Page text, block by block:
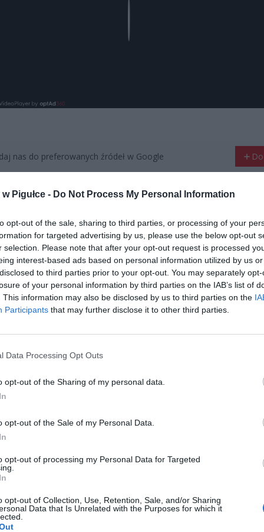
Pigułce - Do Not Process My Personal Information
opt-out of the sale, sharing to third parties, or processing of your
for targeted advertising by us, please use the below opt-out
selection. Please note that after your opt-out request is processed
interest-based ads based on personal information utilized by us
to third parties prior to your opt-out. You may separately
of your personal information by third parties on the IAB’s list of
This information may also be disclosed by us to third parties on the
Participants that may further disclose it to other third parties.
Data Processing Opt Outs
opt-out of the Sharing of my personal data.
opt-out of the Sale of my Personal Data.
opt-out of processing my Personal Data for Targeted
opt-out of Collection, Use, Retention, Sale, and/or Sharing
Data that Is Unrelated with the Purposes for which it
nas do preferowanych źródeł w Google
18 września funkcjonariusze z II Oddziału Terenowego
o kobiecie w podeszłym wieku, która podczas podróżowania
ale kobieta nie wysiadła. Strażników miejskich